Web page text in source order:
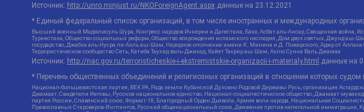
Источник: http://unro.minjust.ru/NKOForeignAgent.aspx данные на 23.12.2021
* Единый федеральный список организаций, в том числе иностранных и международных
Высший военный Маджлисуль Шура, Конгресс народов Ичкерии и Дагестана, База, Асбат аль-Ансар, Священная
Туркестана, Общество социальных реформ, Общество возрождения исламского наследия, Дом двух святых, Джунд
государство, Джабха аль-Нусра ли-Ахль аш-Шам, Народное ополчение имени К. Минина и Д. Пожарского, Аджр от
Террористическое сообщество Сеть, Катиба Таухид валь-Джихад, Хайят Тахрир аш-Шам, Ахлю Сунна Валь Джамаа
Источник: http://nac.gov.ru/terroristicheskie-i-ekstremistskie-organizacii-i-materialy.html данные на
* Перечень общественных объединений и религиозных организаций в отношении которых
Национал-большевистская партия, ВЕК РА, Рада земли Кубанской Духовно Родовой Державы Русь, организация
Джамаат, Свидетели Иеговы, Русское национальное единство, Национал-социалистическое общество, Джамаат
партия России, Славянский союз, Формат-18, Благородный Орден Дьявола, Армия воли народа, Национальная
Православных Староверов-Инглингов, Русский общенациональный союз, Движение против нелегальной иммиграции,